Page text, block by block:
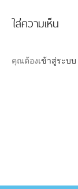
ใส่ความเห็น
คุณต้องเข้าสู่ระบบ